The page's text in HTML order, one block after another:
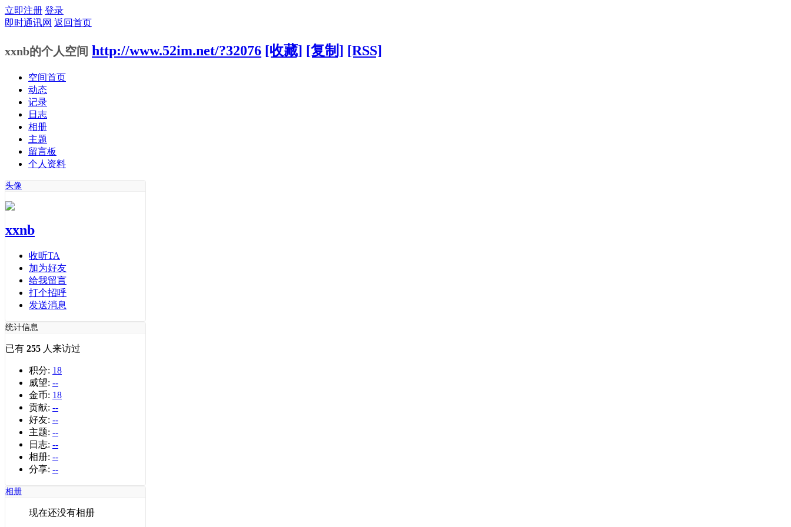
立即注册 登录
即时通讯网 返回首页
xxnb的个人空间 http://www.52im.net/?32076 [收藏] [复制] [RSS]
空间首页
动态
记录
日志
相册
主题
留言板
个人资料
头像
xxnb
收听TA
加为好友
给我留言
打个招呼
发送消息
统计信息
已有 255 人来访过
积分: 18
威望: --
金币: 18
贡献: --
好友: --
主题: --
日志: --
相册: --
分享: --
相册
现在还没有相册